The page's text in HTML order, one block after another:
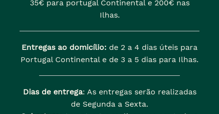
35€ para portugal Continental e 200€ nas
Ilhas.
Entregas ao domicílio: de 2 a 4 dias úteis para
Portugal Continental e de 3 a 5 dias para Ilhas.
Dias de entrega: As entregas serão realizadas
de Segunda a Sexta.